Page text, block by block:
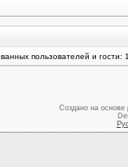
пользователей и гости:
Создано на основе